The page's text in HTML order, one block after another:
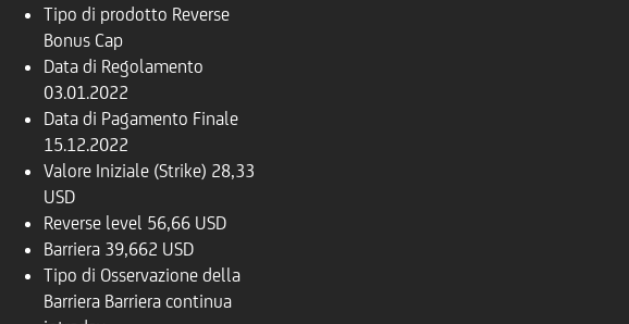
Tipo di prodotto Reverse
Bonus Cap
Data di Regolamento
03.01.2022
Data di Pagamento Finale
15.12.2022
Valore Iniziale (Strike) 28,33
USD
Reverse level 56,66 USD
Barriera 39,662 USD
Tipo di Osservazione della
Barriera Barriera continua